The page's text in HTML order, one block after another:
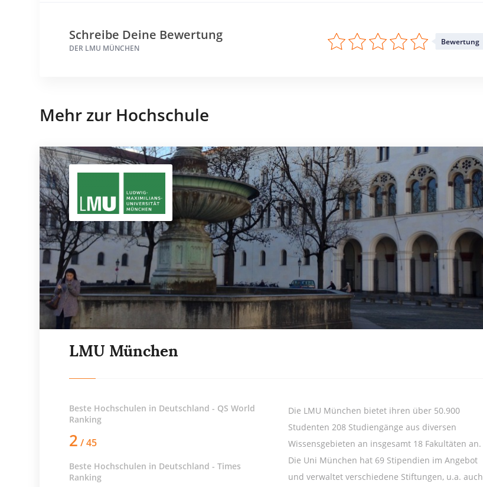
Schreibe Deine Bewertung
DER LMU MÜNCHEN
Bewertung
Mehr zur Hochschule
LMU München
Beste Hochschulen in Deutschland - QS World
Ranking
2 / 45
Beste Hochschulen in Deutschland - Times
Ranking
Die LMU München bietet ihren über 50.900
Studenten 208 Studiengänge aus diversen
Wissensgebieten an insgesamt 18 Fakultäten an.
Die Uni München hat 69 Stipendien im Angebot
und verwaltet verschiedene Stiftungen, u.a. auch